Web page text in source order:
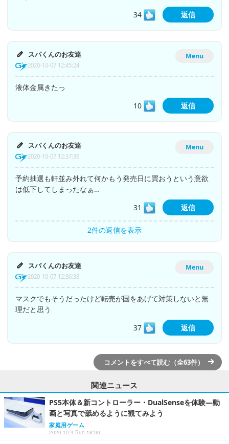
34
返信
Menu
スパくんのお友達
2020-10-07 12:45:24
液体金属きたっ
10
返信
Menu
スパくんのお友達
2020-10-07 12:37:36
予約抽選も軒並み外れて何かもう発売日に買おうという意欲
は低下してしまったなぁ…
31
返信
2件の返信を表示
Menu
スパくんのお友達
2020-10-07 12:36:38
マスクでもそうだったけど転売が国をあげて対策しないと無
理だと思う
37
返信
コメントをすべて読む（全63件）
関連ニュース
PS5本体＆新コントローラー・DualSenseを体験―動
画と写真で舐めるように観てみよう
家庭用ゲーム
2020.10.4 Sun 18:00